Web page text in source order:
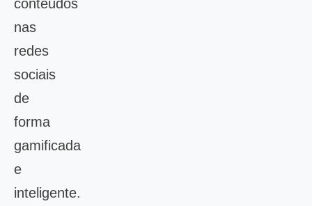
conteúdos
nas
redes
sociais
de
forma
gamificada
e
inteligente.